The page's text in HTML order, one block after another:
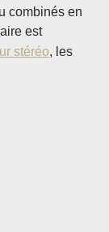
combinés en
est
stéréo, les